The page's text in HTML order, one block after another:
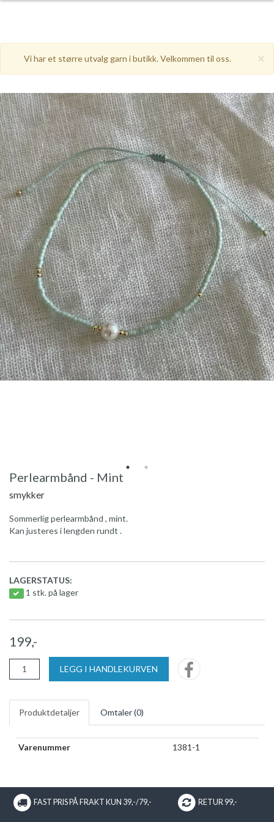
×
Vi har et større utvalg garn i butikk. Velkommen til oss.
Perlearmbånd - Mint
smykker
Sommerlig perlearmbånd , mint.
Kan justeres i lengden rundt .
LAGERSTATUS:
1 stk. på lager
199,-
LEGG I HANDLEKURVEN
Produktdetaljer Omtaler (0)
Varenummer 1381-1
FAST PRIS PÅ FRAKT KUN 39,-/79,- RETUR 99,-